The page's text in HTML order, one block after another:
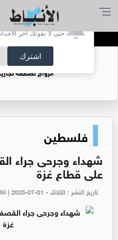
أترغب في
حتى لا تفوتك آخر
اشترك
فتيات يستغللنه
الزواج لصفقة
فلسطين
شهداء وجرحى جراء
على قطاع غزة
تاريخ النشر : الثلاثاء - pm 01:48 | 2025-07-01